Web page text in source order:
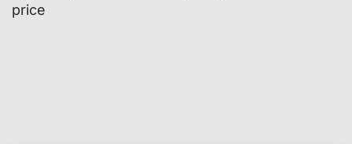
price